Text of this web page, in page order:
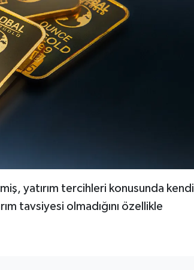
yatırım tercihleri konusunda kendi
tavsiyesi olmadığını özellikle